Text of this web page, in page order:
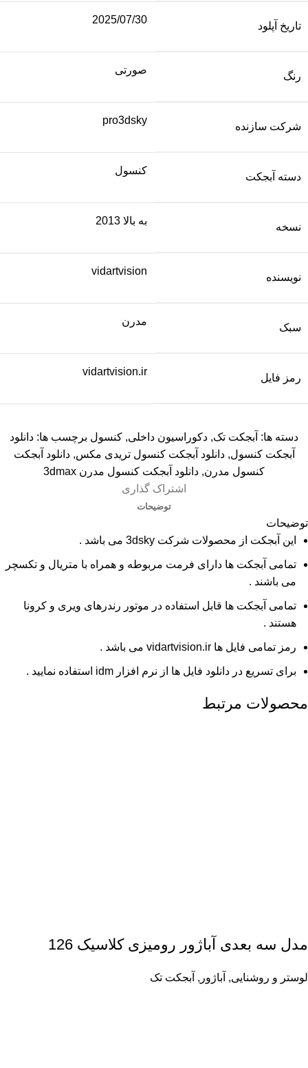
تاریخ آپلود
2025/07/30
رنگ
صورتی
شرکت سازنده
pro3dsky
دسته آبجکت
کنسول
نسخه
به بالا 2013
نویسنده
vidartvision
سبک
مدرن
رمز فایل
vidartvision.ir
دسته ها: آبجکت تک, دکوراسیون داخلی, کنسول برچسب ها: دانلود
آبجکت کنسول, دانلود آبجکت کنسول تریدی مکس, دانلود آبجکت
کنسول مدرن, دانلود آبجکت کنسول مدرن 3dmax
اشتراک گذاری
توضیحات
توضیحات
این آبجکت از محصولات شرکت 3dsky می باشد .
تمامی آبجکت ها دارای فرمت مربوطه و همراه با متریال و تکسچر
می باشند .
تمامی آبجکت ها قابل استفاده در موتور رندرهای ویری و کرونا
هستند .
رمز تمامی فایل ها vidartvision.ir می باشد .
برای تسریع در دانلود فایل ها از نرم افزار idm استفاده نمایید .
محصولات مرتبط
مدل سه بعدی آباژور رومیزی کلاسیک 126
لوستر و روشنایی, آباژور , آبجکت تک